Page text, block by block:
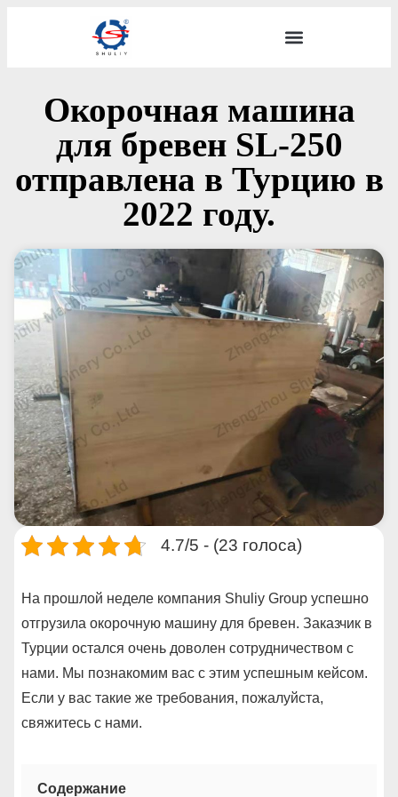
Окорочная машина
для бревен SL-250
отправлена ​​в Турцию в
2022 году.
4.7/5 - (23 голоса)
На прошлой неделе компания Shuliy Group успешно
отгрузила окорочную машину для бревен. Заказчик в
Турции остался очень доволен сотрудничеством с
нами. Мы познакомим вас с этим успешным кейсом.
Если у вас такие же требования, пожалуйста,
свяжитесь с нами.
Содержание